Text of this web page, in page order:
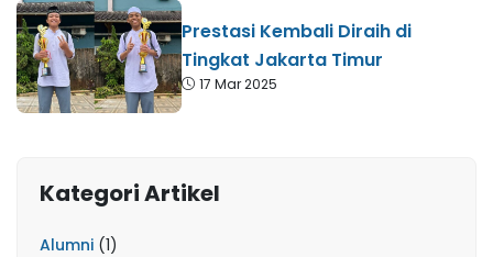
Prestasi Kembali Diraih di
Tingkat Jakarta Timur
17 Mar 2025
Kategori Artikel
Alumni (1)